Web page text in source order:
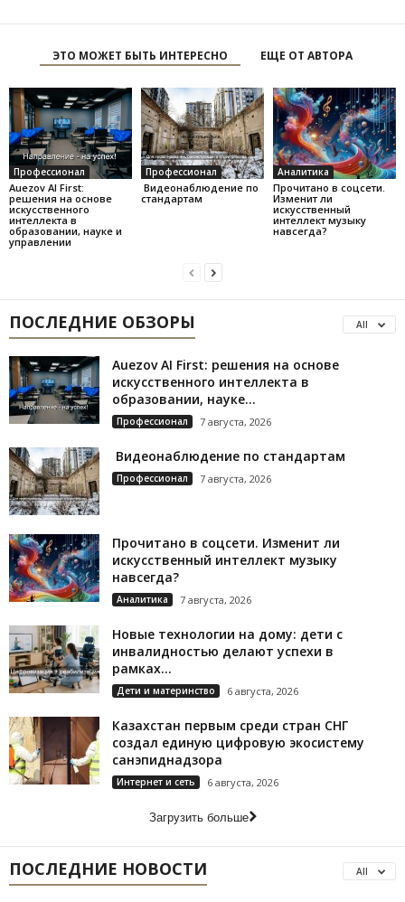
ЭТО МОЖЕТ БЫТЬ ИНТЕРЕСНО ЕЩЕ ОТ АВТОРА
Профессионал
Auezov AI First:
решения на основе
искусственного
интеллекта в
образовании, науке и
управлении
Профессионал
Видеонаблюдение по
стандартам
Аналитика
Прочитано в соцсети.
Изменит ли
искусственный
интеллект музыку
навсегда?
ПОСЛЕДНИЕ ОБЗОРЫ All
Auezov AI First: решения на основе
искусственного интеллекта в
образовании, науке...
Профессионал 7 августа, 2026
Видеонаблюдение по стандартам
Профессионал 7 августа, 2026
Прочитано в соцсети. Изменит ли
искусственный интеллект музыку
навсегда?
Аналитика 7 августа, 2026
Новые технологии на дому: дети с
инвалидностью делают успехи в
рамках...
Дети и материнство 6 августа, 2026
Казахстан первым среди стран СНГ
создал единую цифровую экосистему
санэпиднадзора
Интернет и сеть 6 августа, 2026
Загрузить больше
ПОСЛЕДНИЕ НОВОСТИ All